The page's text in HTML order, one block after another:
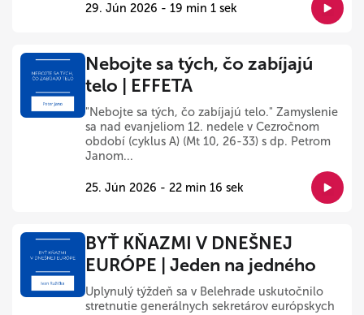
29. Jún 2026 - 19 min 1 sek
Nebojte sa tých, čo zabíjajú
telo | EFFETA
"Nebojte sa tých, čo zabíjajú telo." Zamyslenie
sa nad evanjeliom 12. nedele v Cezročnom
období (cyklus A) (Mt 10, 26-33) s dp. Petrom
Janom...
25. Jún 2026 - 22 min 16 sek
BYŤ KŇAZMI V DNEŠNEJ
EURÓPE | Jeden na jedného
Uplynulý týždeň sa v Belehrade uskutočnilo
stretnutie generálnych sekretárov európskych